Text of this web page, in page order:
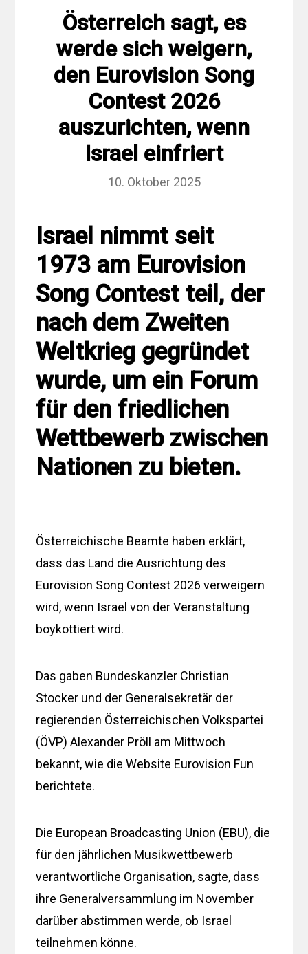
Österreich sagt, es
werde sich weigern,
den Eurovision Song
Contest 2026
auszurichten, wenn
Israel einfriert
10. Oktober 2025
Israel nimmt seit
1973 am Eurovision
Song Contest teil, der
nach dem Zweiten
Weltkrieg gegründet
wurde, um ein Forum
für den friedlichen
Wettbewerb zwischen
Nationen zu bieten.
Österreichische Beamte haben erklärt,
dass das Land die Ausrichtung des
Eurovision Song Contest 2026 verweigern
wird, wenn Israel von der Veranstaltung
boykottiert wird.
Das gaben Bundeskanzler Christian
Stocker und der Generalsekretär der
regierenden Österreichischen Volkspartei
(ÖVP) Alexander Pröll am Mittwoch
bekannt, wie die Website Eurovision Fun
berichtete.
Die European Broadcasting Union (EBU), die
für den jährlichen Musikwettbewerb
verantwortliche Organisation, sagte, dass
ihre Generalversammlung im November
darüber abstimmen werde, ob Israel
teilnehmen könne.